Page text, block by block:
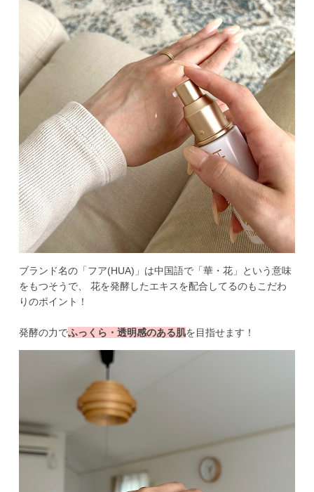
ブランド名の「フア(HUA)」は中国語で「華・花」という意味
をもつそうで、 花を発酵したエキスを配合してるのもこだわ
りのポイント！
発酵の力でふっくら・透明感のある肌を目指せます！